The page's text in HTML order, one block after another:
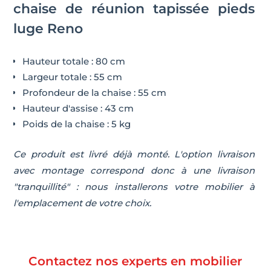
chaise de réunion tapissée pieds
luge Reno
Hauteur totale : 80 cm
Largeur totale : 55 cm
Profondeur de la chaise : 55 cm
Hauteur d'assise : 43 cm
Poids de la chaise : 5 kg
Ce produit est livré déjà monté. L'option livraison
avec montage correspond donc à une livraison
"tranquillité" : nous installerons votre mobilier à
l'emplacement de votre choix.
Contactez nos experts en mobilier